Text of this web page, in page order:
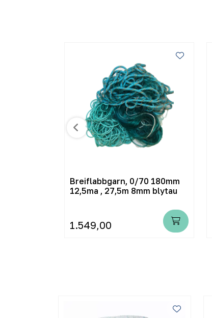
Breiflabbgarn, 0/70 180mm
12,5ma , 27,5m 8mm blytau
1.549,00